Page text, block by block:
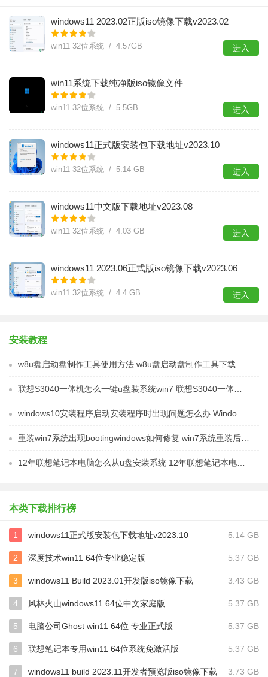
windows11 2023.02正版iso镜像下载v2023.02
win11 32位系统 / 4.57GB 进入
win11系统下载纯净版iso镜像文件
win11 32位系统 / 5.5GB 进入
windows11正式版安装包下载地址v2023.10
win11 32位系统 / 5.14 GB 进入
windows11中文版下载地址v2023.08
win11 32位系统 / 4.03 GB 进入
windows11 2023.06正式版iso镜像下载v2023.06
win11 32位系统 / 4.4 GB 进入
安装教程
w8u盘启动盘制作工具使用方法 w8u盘启动盘制作工具下载
本类下载排行榜
1 windows11正式版安装包下载地址v2023.10 5.14 GB
2 深度技术win11 64位专业稳定版 5.37 GB
3 windows11 Build 2023.01开发版iso镜像下载 3.43 GB
4 风林火山windows11 64位中文家庭版 5.37 GB
5 电脑公司Ghost win11 64位 专业正式版 5.37 GB
6 联想笔记本专用win11 64位系统免激活版 5.37 GB
7 windows11 build 2023.11开发者预览版iso镜像下载 3.73 GB